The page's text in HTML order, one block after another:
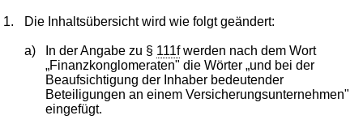
1. Die Inhaltsübersicht wird wie folgt geändert:
a) In der Angabe zu § 111fwerden nach dem Wort
„Finanzkonglomeraten" die Wörter „und bei der
Beaufsichtigung der Inhaber bedeutender
Beteiligungen an einem Versicherungsunternehmen"
eingefügt.